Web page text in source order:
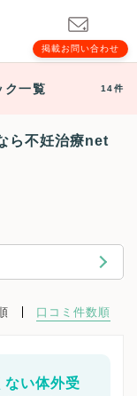
掲載お問い合わせ
ク一覧 14件
ら不妊治療net
口コミ件数順
ない体外受